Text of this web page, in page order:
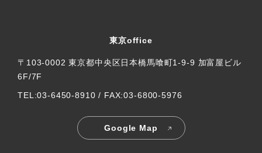
東京office
〒103-0002 東京都中央区日本橋馬喰町1-9-9 加富屋ビル
6F/7F
TEL:03-6450-8910 / FAX:03-6800-5976
Google Map